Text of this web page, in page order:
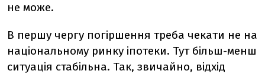
не може.
В першу чергу погіршення треба чекати не на
національному ринку іпотеки. Тут більш-менш
ситуація стабільна. Так, звичайно, відхід